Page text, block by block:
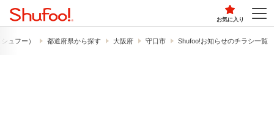
お気に入り
ュフー） 都道府県から探す 大阪府 守口市 Shufoo!お知らせのチラシ一覧